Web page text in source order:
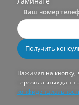
Ваш номер
Нажимая на кнопку,
персональных